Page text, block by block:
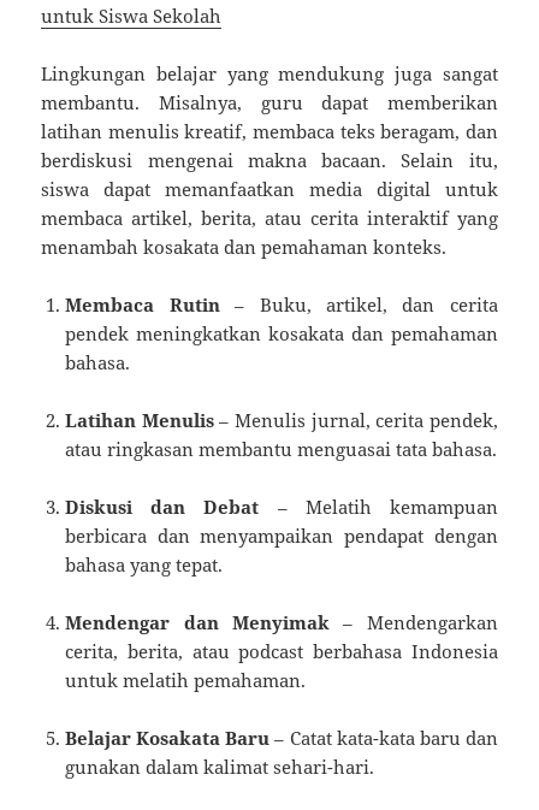
untuk Siswa Sekolah
Lingkungan belajar yang mendukung juga sangat
membantu. Misalnya, guru dapat memberikan
latihan menulis kreatif, membaca teks beragam, dan
berdiskusi mengenai makna bacaan. Selain itu,
siswa dapat memanfaatkan media digital untuk
membaca artikel, berita, atau cerita interaktif yang
menambah kosakata dan pemahaman konteks.
Membaca Rutin – Buku, artikel, dan cerita
pendek meningkatkan kosakata dan pemahaman
bahasa.
Latihan Menulis– Menulis jurnal, cerita pendek,
atau ringkasan membantu menguasai tata bahasa.
Diskusi dan Debat – Melatih kemampuan
berbicara dan menyampaikan pendapat dengan
bahasa yang tepat.
Mendengar dan Menyimak – Mendengarkan
cerita, berita, atau podcast berbahasa Indonesia
untuk melatih pemahaman.
Belajar Kosakata Baru – Catat kata-kata baru dan
gunakan dalam kalimat sehari-hari.